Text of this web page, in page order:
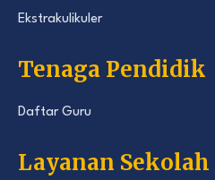
Ekstrakulikuler
Tenaga Pendidik
Daftar Guru
Layanan Sekolah